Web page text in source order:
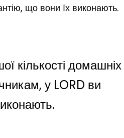
що вони їх виконають.
кількості домашніх
у LORD ви